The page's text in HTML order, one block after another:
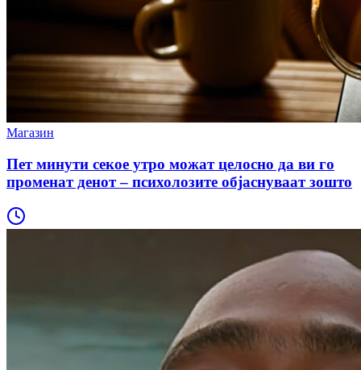
Магазин
Пет минути секое утро можат целосно да ви го
променат денот – психолозите објаснуваат зошто